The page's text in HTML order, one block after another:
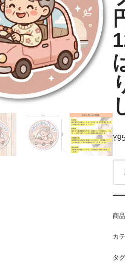
¥
商
カ
タ